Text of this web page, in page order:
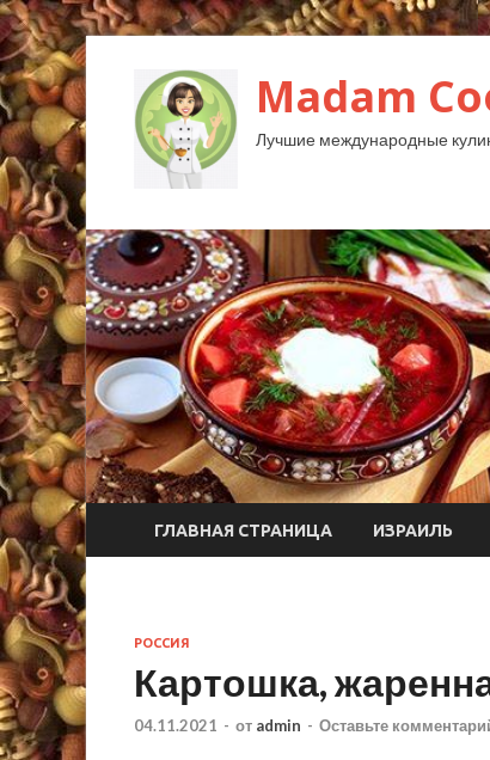
Madam
Лучшие международные
ГЛАВНАЯ СТРАНИЦА ИЗРАИЛЬ
РОССИЯ
Картошка,
04.11.2021 - от admin - Оставьте